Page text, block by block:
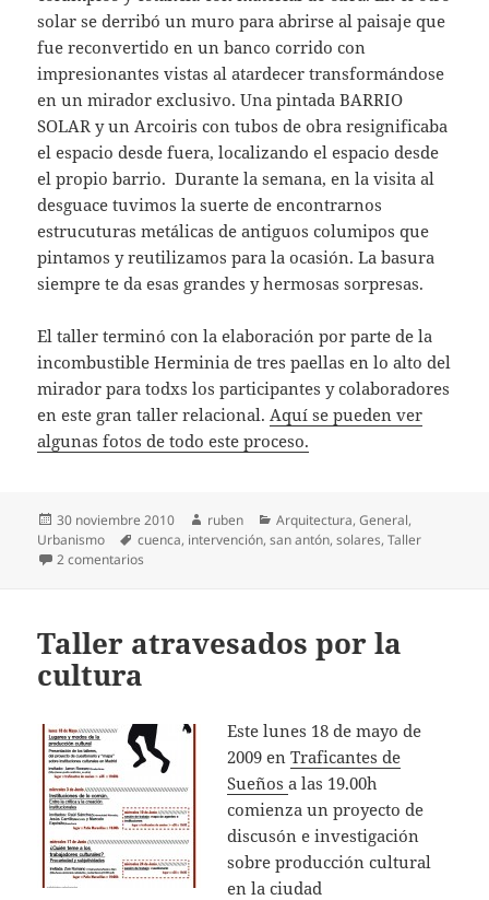
solar se derribó un muro para abrirse al paisaje que
fue reconvertido en un banco corrido con
impresionantes vistas al atardecer transformándose
en un mirador exclusivo. Una pintada BARRIO
SOLAR y un Arcoiris con tubos de obra resignificaba
el espacio desde fuera, localizando el espacio desde
el propio barrio. Durante la semana, en la visita al
desguace tuvimos la suerte de encontrarnos
estrucuturas metálicas de antiguos columipos que
pintamos y reutilizamos para la ocasión. La basura
siempre te da esas grandes y hermosas sorpresas.
El taller terminó con la elaboración por parte de la
incombustible Herminia de tres paellas en lo alto del
mirador para todxs los participantes y colaboradores
en este gran taller relacional.Aquí se pueden ver
algunas fotos de todo este proceso.
Publicado
el
30 noviembre 2010 Autor
ruben Categorías
Arquitectura,General,
Urbanismo
Etiquetas
cuenca, intervención,san antón,solares,Taller
2 comentarios
Taller atravesados por la
cultura
Este lunes 18 de mayo de
2009 enTraficantes de
Sueñosa las 19.00h
comienza un proyecto de
discusón e investigación
sobre producción cultural
en la ciudad